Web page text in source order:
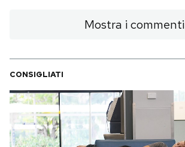
Mostra i commenti
CONSIGLIATI